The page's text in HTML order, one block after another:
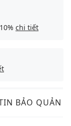
chi tiết
BẢO QUẢN